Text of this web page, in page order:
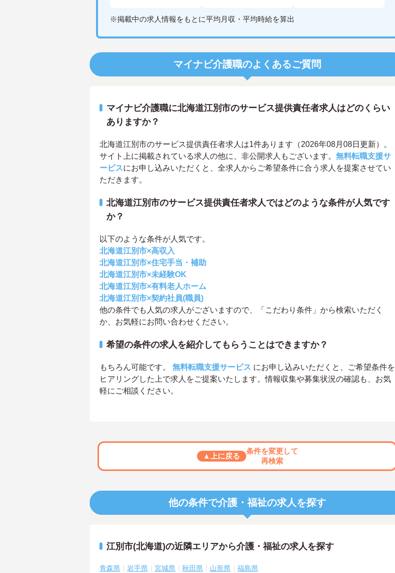
※掲載中の求人情報をもとに平均月収・平均時給を算出
マイナビ介護職のよくあるご質問
マイナビ介護職に北海道江別市のサービス提供責任者求人はどのくらい
ありますか？
北海道江別市のサービス提供責任者求人は1件あります（2026年08月08日更新）。
サイト上に掲載されている求人の他に、非公開求人もございます。 無料転職支援サ
ービスにお申し込みいただくと、全求人からご希望条件に合う求人を提案させてい
ただきます。
北海道江別市のサービス提供責任者求人ではどのような条件が人気です
か？
以下のような条件が人気です。
北海道江別市×高収入
北海道江別市×住宅手当・補助
北海道江別市×未経験OK
北海道江別市×有料老人ホーム
北海道江別市×契約社員(職員)
他の条件でも人気の求人がございますので、「こだわり条件」から検索いただく
か、お気軽にお問い合わせください。
希望の条件の求人を紹介してもらうことはできますか？
もちろん可能です。 無料転職支援サービス にお申し込みいただくと、ご希望条件を
ヒアリングした上で求人をご提案いたします。情報収集や募集状況の確認も、お気
軽にご相談ください。
▲上に戻る
条件を変更して
再検索
他の条件で介護・福祉の求人を探す
江別市(北海道)の近隣エリアから介護・福祉の求人を探す
青森県 岩手県 宮城県 秋田県 山形県 福島県